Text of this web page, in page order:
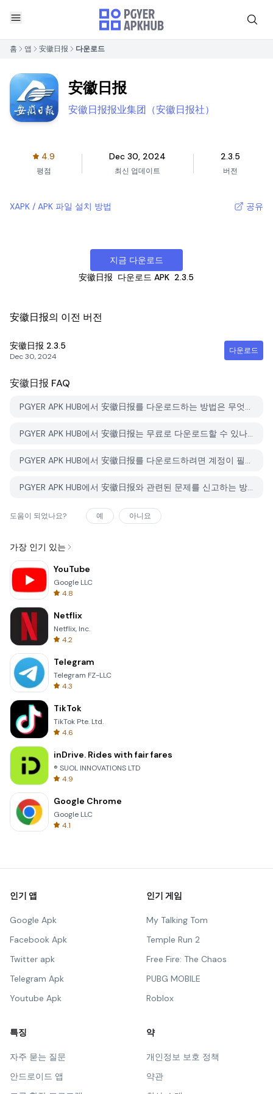
홈 앱 安徽日报 다운로드
安徽日报
安徽日报报业集团（安徽日报社）
4.9
평점
Dec 30, 2024
최신 업데이트
2.3.5
버전
XAPK / APK 파일 설치 방법 공유
지금 다운로드
安徽日报 다운로드 APK 2.3.5
安徽日报의 이전 버전
安徽日报 2.3.5
Dec 30, 2024
다운로드
安徽日报 FAQ
PGYER APK HUB에서 安徽日报를 다운로드하는 방법은 무엇인가요?
PGYER APK HUB에서 安徽日报는 무료로 다운로드할 수 있나요?
PGYER APK HUB에서 安徽日报를 다운로드하려면 계정이 필요한가요?
PGYER APK HUB에서 安徽日报와 관련된 문제를 신고하는 방법은 무엇인가요?
도움이 되었나요? 예 아니요
가장 인기 있는
YouTube
Google LLC
4.8
Netflix
Netflix, Inc.
4.2
Telegram
Telegram FZ-LLC
4.3
TikTok
TikTok Pte. Ltd.
4.6
inDrive. Rides with fair fares
® SUOL INNOVATIONS LTD
4.9
Google Chrome
Google LLC
4.1
인기 앱
Google Apk
Facebook Apk
Twitter apk
Telegram Apk
Youtube Apk
인기 게임
My Talking Tom
Temple Run 2
Free Fire: The Chaos
PUBG MOBILE
Roblox
특징
자주 묻는 질문
안드로이드 앱
약
개인정보 보호 정책
약관